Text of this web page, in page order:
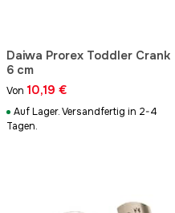
Daiwa Prorex Toddler Crank
6 cm
Von 10,19 €
Auf Lager. Versandfertig in 2-4
Tagen.